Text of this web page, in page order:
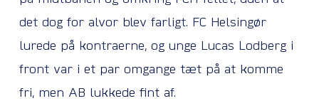
det dog for alvor blev farligt. FC Helsingør
lurede på kontraerne, og unge Lucas Lodberg i
front var i et par omgange tæt på at komme
fri, men AB lukkede fint af.